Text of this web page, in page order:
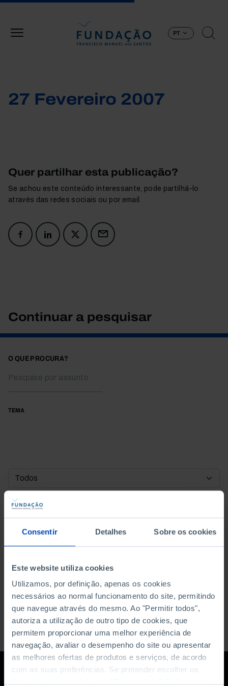
Consentir Detalhes Sobre os cookies
Este website utiliza cookies
Utilizamos, por definição, apenas os cookies
necessários ao normal funcionamento do site, permitindo
que navegue através do mesmo. Ao "Permitir todos",
autoriza a utilização de outro tipo de cookies, que
permitem proporcionar uma melhor experiência de
navegação, avaliar o desempenho do site ou apresentar
as melhores ofertas de produtos e serviços, de acordo
com as suas preferências. Se pretender escolher os
PT
27 Fevereiro 2007
Quer partilhar esta publicação?
Se achou este conteúdo interessante, pode partilhá-lo
através das redes sociais ou por email.
Continuar a pesquisar
O QUE PROCURA?
TEMA
DATA DE INÍCIO
DATA DE FIM